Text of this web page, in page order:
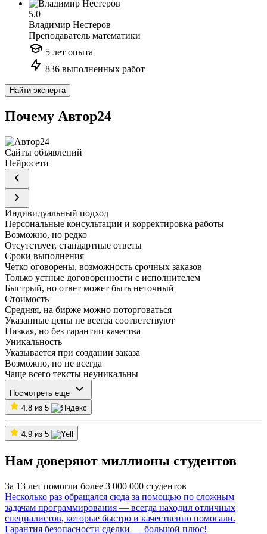
5.0
Владимир Нестеров
Преподаватель математики
5 лет опыта
836 выполненных работ
Найти эксперта
Почему Автор24
Сайты объявлений
Нейросети
Индивидуальный подход
Персональные консультации и корректировка работы
Возможно, но редко
Отсутствует, стандартные ответы
Сроки выполнения
Четко оговорены, возможность срочных заказов
Только устные договоренности с исполнителем
Быстрый, но ответ может быть неточный
Стоимость
Средняя, на бирже можно поторговаться
Указанные цены не всегда соответствуют
Низкая, но без гарантии качества
Уникальность
Указывается при создании заказа
Возможно, но не всегда
Чаще всего тексты неуникальны
Посмотреть еще
4.8 из 5
4.9 из 5
Нам доверяют миллионы студентов
За 13 лет помогли более 3 000 000 студентов
Несколько раз обращался сюда за помощью по сложным
задачам программирования — всегда находил отличных
специалистов, которые быстро и качественно помогали.
Гарантия безопасности сделки — большой плюс!